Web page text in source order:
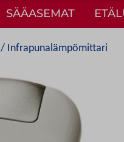
SÄÄASEMAT
/ Infrapunalämpömittari